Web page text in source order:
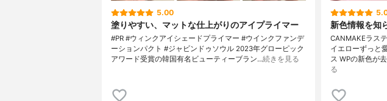
5.00
塗りやすい、マットな仕上がりのアイプライマー
#PR #ウィンクアイシェードプライマー #ウインクファンデ
ーションパクト #ジャビンドゥソウル 2023年グローピック
アワード受賞の韓国有名ビューティーブラン…続きを見る
新色情報を知
CANMAKEラス
イエローずっと
ス WPの新色が
る